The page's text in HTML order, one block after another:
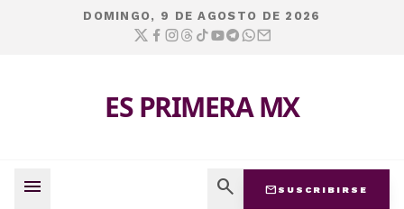
DOMINGO, 9 DE AGOSTO DE 2026
ES PRIMERA MX
menu search mail SUSCRIBIRSE